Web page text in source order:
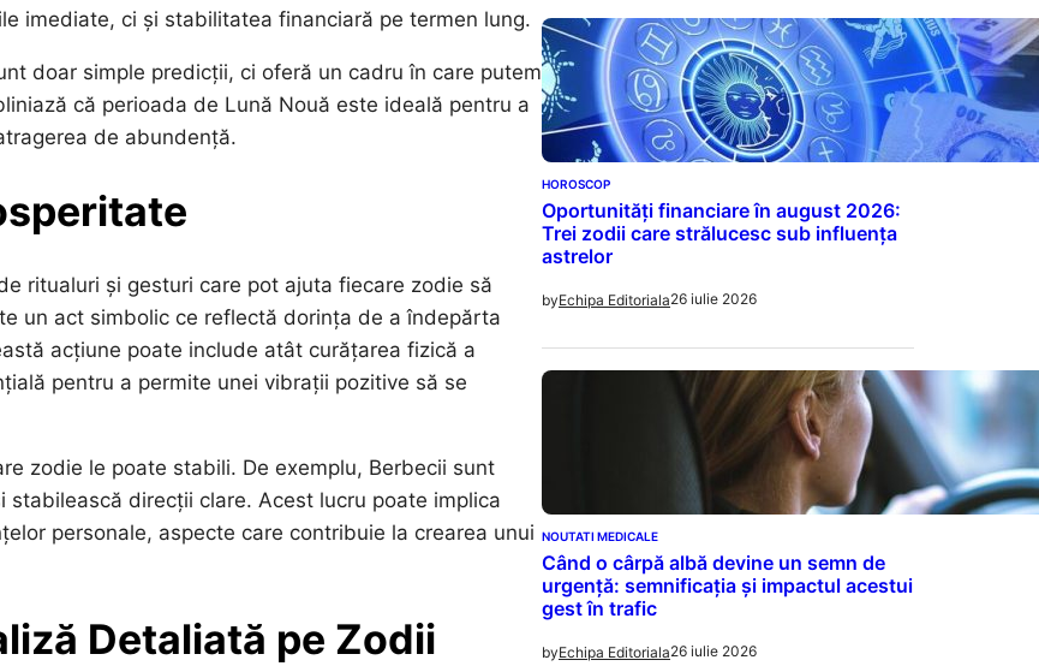
imediate, ci și stabilitatea financiară pe termen lung.
doar simple predicții, ci oferă un cadru în care putem
că perioada de Lună Nouă este ideală pentru a
de abundență.
ritualuri și gesturi care pot ajuta fiecare zodie să
un act simbolic ce reflectă dorința de a îndepărta
acțiune poate include atât curățarea fizică a
pentru a permite unei vibrații pozitive să se
zodie le poate stabili. De exemplu, Berbecii sunt
direcții clare. Acest lucru poate implica
personale, aspecte care contribuie la crearea unui
Detaliată pe Zodii
HOROSCOP
Oportunități financiare în august 2026:
Trei zodii care strălucesc sub influența
astrelor
byEchipa Editoriala26 iulie 2026
NOUTATI MEDICALE
Când o cârpă albă devine un semn de
urgență: semnificația și impactul acestui
gest în trafic
byEchipa Editoriala26 iulie 2026